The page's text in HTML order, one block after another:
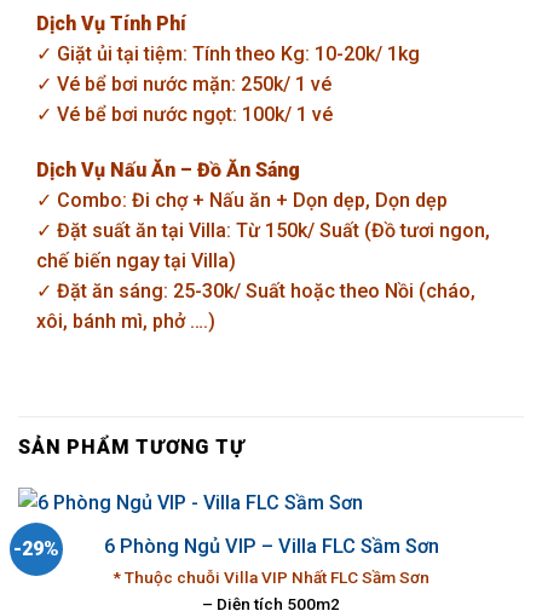
Dịch Vụ Tính Phí
✓ Giặt ủi tại tiệm: Tính theo Kg: 10-20k/ 1kg
✓ Vé bể bơi nước mặn: 250k/ 1 vé
✓ Vé bể bơi nước ngọt: 100k/ 1 vé
Dịch Vụ Nấu Ăn – Đồ Ăn Sáng
✓ Combo: Đi chợ + Nấu ăn + Dọn dẹp, Dọn dẹp
✓ Đặt suất ăn tại Villa: Từ 150k/ Suất (Đồ tươi ngon,
chế biến ngay tại Villa)
✓ Đặt ăn sáng: 25-30k/ Suất hoặc theo Nồi (cháo,
xôi, bánh mì, phở ….)
SẢN PHẨM TƯƠNG TỰ
-29% 6 Phòng Ngủ VIP – Villa FLC Sầm Sơn
* Thuộc chuỗi Villa VIP Nhất FLC Sầm Sơn
– Diện tích 500m2